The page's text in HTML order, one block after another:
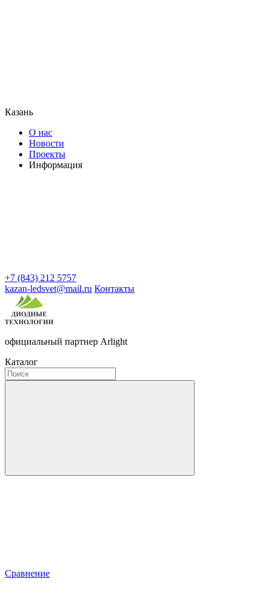
Казань
О нас
Новости
Проекты
Информация
+7 (843) 212 5757
kazan-ledsvet@mail.ru Контакты
официальный партнер Arlight
Каталог
Сравнение